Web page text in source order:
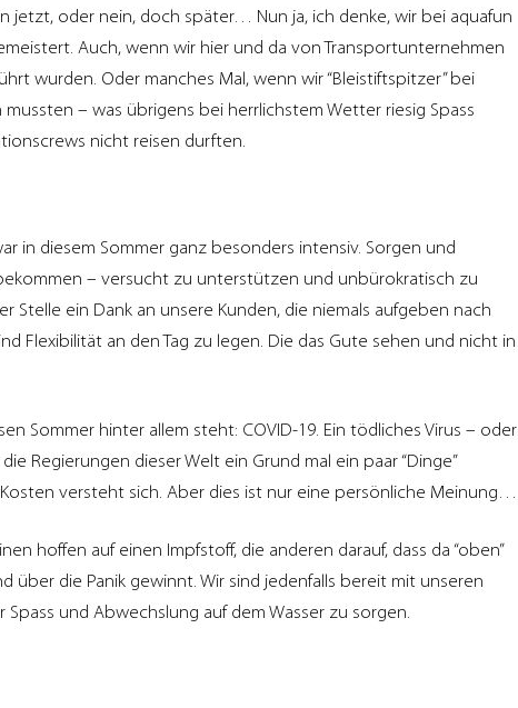
jetzt, oder nein, doch später… Nun ja, ich denke, wir bei aquafun
Auch, wenn wir hier und da von Transportunternehmen
wurden. Oder manches Mal, wenn wir “Bleistiftspitzer” bei
– was übrigens bei herrlichstem Wetter riesig Spass
nicht reisen durften.
in diesem Sommer ganz besonders intensiv. Sorgen und
– versucht zu unterstützen und unbürokratisch zu
Stelle ein Dank an unsere Kunden, die niemals aufgeben nach
Flexibilität an den Tag zu legen. Die das Gute sehen und nicht in
Sommer hinter allem steht: COVID-19. Ein tödliches Virus – oder
Regierungen dieser Welt ein Grund mal ein paar “Dinge”
versteht sich. Aber dies ist nur eine persönliche Meinung…
hoffen auf einen Impfstoff, die anderen darauf, dass da “oben”
über die Panik gewinnt. Wir sind jedenfalls bereit mit unseren
Spass und Abwechslung auf dem Wasser zu sorgen.
–
aquafun
–
–